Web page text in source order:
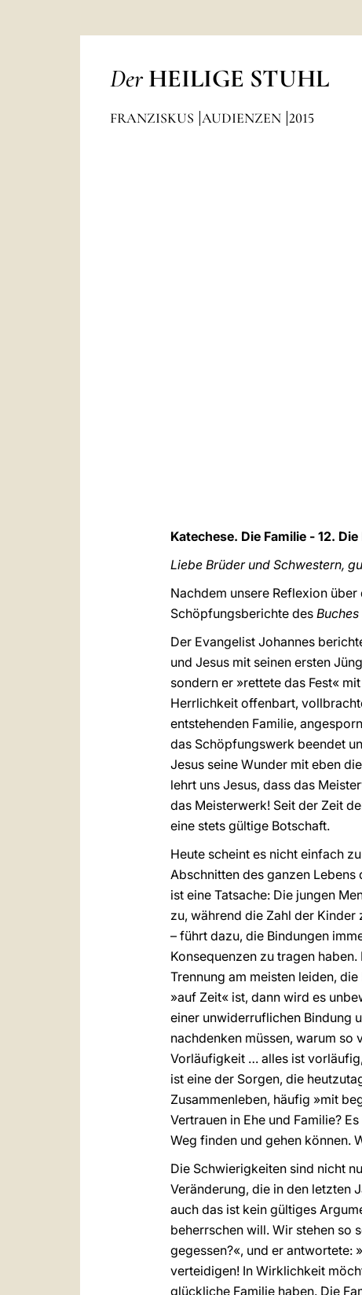
Der HEILIGE STUHL
FRANZISKUS AUDIENZEN 2015
Katechese. Die Familie - 12. Die
Liebe Brüder und Schwestern,
Nachdem unsere Reflexion
Schöpfungsberichte des Buches
Der Evangelist Johannes
und Jesus mit seinen ersten
sondern er »rettete das Fest«
Herrlichkeit offenbart,
entstehenden Familie,
das Schöpfungswerk beendet
Jesus seine Wunder mit eben
lehrt uns Jesus, dass das
das Meisterwerk! Seit der Zeit
eine stets gültige Botschaft.
Heute scheint es nicht einfach
Abschnitten des ganzen Lebens
ist eine Tatsache: Die jungen
zu, während die Zahl der
– führt dazu, die Bindungen
Konsequenzen zu tragen
Trennung am meisten leiden,
»auf Zeit« ist, dann wird es
einer unwiderruflichen Bindung
nachdenken müssen, warum so
Vorläufigkeit … alles ist
ist eine der Sorgen, die
Zusammenleben, häufig »mit
Vertrauen in Ehe und Familie?
Weg finden und gehen können.
Die Schwierigkeiten sind nicht
Veränderung, die in den letzten
auch das ist kein gültiges
beherrschen will. Wir stehen so
gegessen?«, und er antwortete:
verteidigen! In Wirklichkeit
glückliche Familie haben. Die